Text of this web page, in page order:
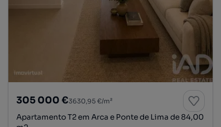
305 000 €3630,95 €/m²
Apartamento T2 em Arca e Ponte de Lima de 84,00